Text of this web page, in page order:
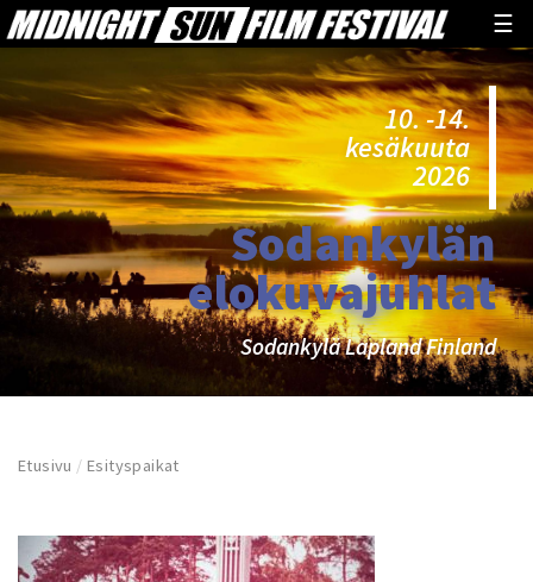
☰
10. -14.
kesäkuuta
2026
Sodankylän
elokuvajuhlat
Sodankylä Lapland Finland
Etusivu /Esityspaikat